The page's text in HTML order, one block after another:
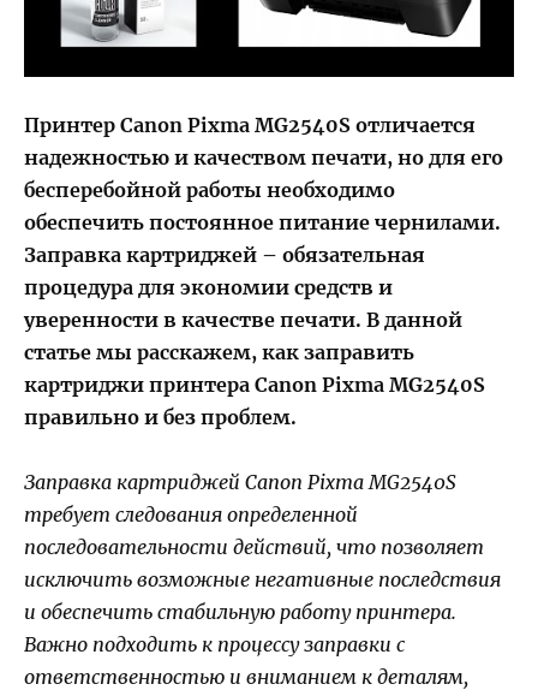
Принтер Canon Pixma MG2540S отличается
надежностью и качеством печати, но для его
бесперебойной работы необходимо
обеспечить постоянное питание чернилами.
Заправка картриджей – обязательная
процедура для экономии средств и
уверенности в качестве печати. В данной
статье мы расскажем, как заправить
картриджи принтера Canon Pixma MG2540S
правильно и без проблем.
Заправка картриджей Canon Pixma MG2540S
требует следования определенной
последовательности действий, что позволяет
исключить возможные негативные последствия
и обеспечить стабильную работу принтера.
Важно подходить к процессу заправки с
ответственностью и вниманием к деталям,